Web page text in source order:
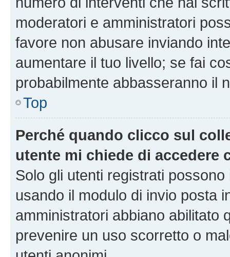
moderatori e amministratori
favore non abusare inviando
aumentare il tuo livello; se fai
probabilmente abbasseranno il
Top
Perché quando clicco sul
utente mi chiede di accedere
Solo gli utenti registrati
usando il modulo di invio posta
amministratori abbiano abilitato
prevenire un uso scorretto o